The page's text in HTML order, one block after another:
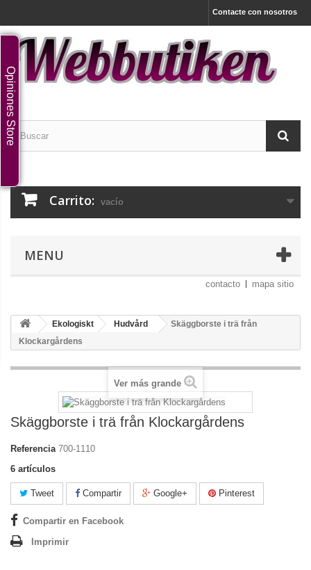
Contacte con nosotros
Carrito: vacío
MENU
contacto mapa sitio
Ekologiskt Hudvård
Skäggborste i trä från
Klockargårdens
Ver más grande
Skäggborste i trä från Klockargårdens
Referencia 700-1110
6 artículos
Tweet Compartir Google+ Pinterest
Compartir en Facebook
Imprimir
Opiniones Store